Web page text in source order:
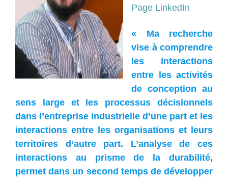
Page LinkedIn
« Ma recherche
vise à comprendre
les interactions
entre les activités
de conception au
sens large et les processus décisionnels
dans l’entreprise industrielle d’une part et les
interactions entre les organisations et leurs
territoires d’autre part. L’analyse de ces
interactions au prisme de la durabilité,
permet dans un second temps de développer